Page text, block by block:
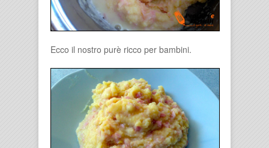
Ecco il nostro purè ricco per bambini.